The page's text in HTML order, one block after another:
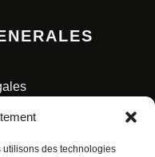
utilisons des technologies
personnelles